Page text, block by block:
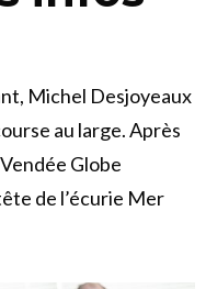
Michel Desjoyeaux
au large. Après
Globe
de l’écurie Mer